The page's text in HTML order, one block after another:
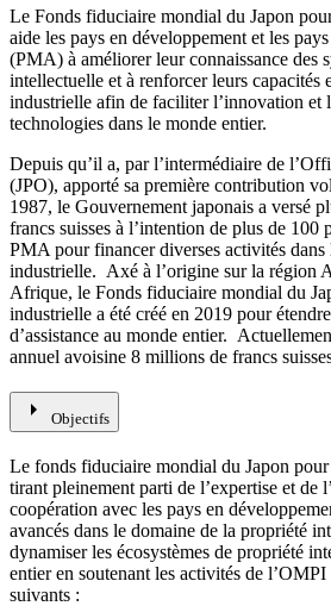
Le Fonds fiduciaire mondial du Japon
aide les pays en développement et les
(PMA) à améliorer leur connaissance des
intellectuelle et à renforcer leurs capacités
industrielle afin de faciliter l’innovation et
technologies dans le monde entier.
Depuis qu’il a, par l’intermédiaire de
(JPO), apporté sa première contribution
1987, le Gouvernement japonais a versé
francs suisses à l’intention de plus de 100
PMA pour financer diverses activités
industrielle. Axé à l’origine sur la région
Afrique, le Fonds fiduciaire mondial du
industrielle a été créé en 2019 pour
d’assistance au monde entier.
annuel avoisine 8 millions de francs
arrow_right Objectifs
Le fonds fiduciaire mondial du Japon
tirant pleinement parti de l’expertise et de
coopération avec les pays en
avancés dans le domaine de la propriété
dynamiser les écosystèmes de propriété
entier en soutenant les activités de
suivants :